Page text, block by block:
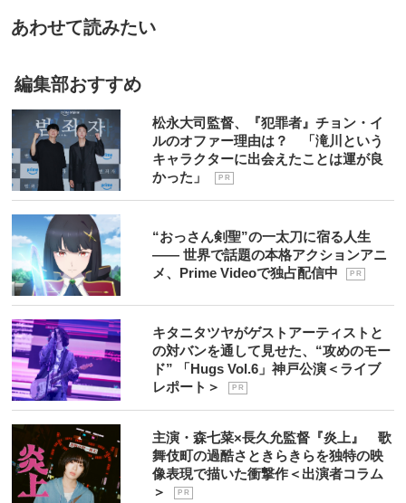
あわせて読みたい
編集部おすすめ
松永大司監督、『犯罪者』チョン・イ
ルのオファー理由は？ 「滝川という
キャラクターに出会えたことは運が良
かった」
P R
“おっさん剣聖”の一太刀に宿る人生
―― 世界で話題の本格アクションアニ
メ、Prime Videoで独占配信中
P R
キタニタツヤがゲストアーティストと
の対バンを通して見せた、“攻めのモー
ド” 「Hugs Vol.6」神戸公演＜ライブ
レポート＞
P R
主演・森七菜×長久允監督『炎上』 歌
舞伎町の過酷さときらきらを独特の映
像表現で描いた衝撃作＜出演者コラム
＞
P R